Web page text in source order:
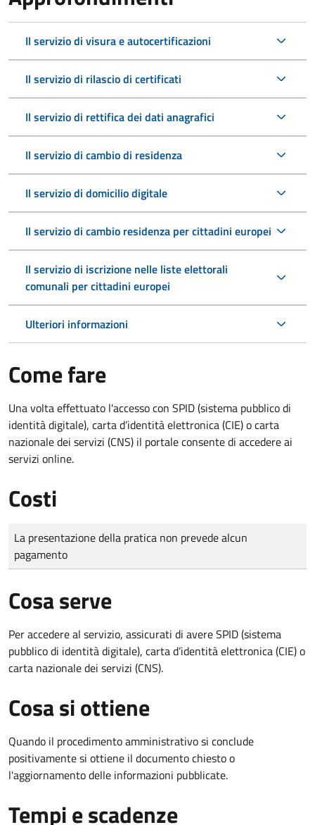
Il servizio di visura e autocertificazioni
Il servizio di rilascio di certificati
Il servizio di rettifica dei dati anagrafici
Il servizio di cambio di residenza
Il servizio di domicilio digitale
Il servizio di cambio residenza per cittadini europei
Il servizio di iscrizione nelle liste elettorali
comunali per cittadini europei
Ulteriori informazioni
Come fare
Una volta effettuato l'accesso con SPID (sistema pubblico di
identità digitale), carta d’identità elettronica (CIE) o carta
nazionale dei servizi (CNS) il portale consente di accedere ai
servizi online.
Costi
Tipo di pagamento
Importo
La presentazione della pratica non prevede alcun
pagamento
Cosa serve
Per accedere al servizio, assicurati di avere SPID (sistema
pubblico di identità digitale), carta d’identità elettronica (CIE) o
carta nazionale dei servizi (CNS).
Cosa si ottiene
Quando il procedimento amministrativo si conclude
positivamente si ottiene il documento chiesto o
l'aggiornamento delle informazioni pubblicate.
Tempi e scadenze